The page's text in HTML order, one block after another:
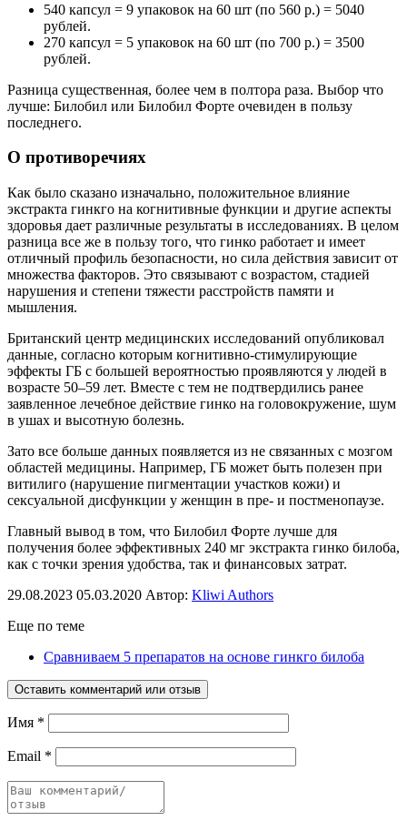
540 капсул = 9 упаковок на 60 шт (по 560 р.) = 5040
рублей.
270 капсул = 5 упаковок на 60 шт (по 700 р.) = 3500
рублей.
Разница существенная, более чем в полтора раза. Выбор что
лучше: Билобил или Билобил Форте очевиден в пользу
последнего.
О противоречиях
Как было сказано изначально, положительное влияние
экстракта гинкго на когнитивные функции и другие аспекты
здоровья дает различные результаты в исследованиях. В целом
разница все же в пользу того, что гинко работает и имеет
отличный профиль безопасности, но сила действия зависит от
множества факторов. Это связывают с возрастом, стадией
нарушения и степени тяжести расстройств памяти и
мышления.
Британский центр медицинских исследований опубликовал
данные, согласно которым когнитивно-стимулирующие
эффекты ГБ с большей вероятностью проявляются у людей в
возрасте 50–59 лет. Вместе с тем не подтвердились ранее
заявленное лечебное действие гинко на головокружение, шум
в ушах и высотную болезнь.
Зато все больше данных появляется из не связанных с мозгом
областей медицины. Например, ГБ может быть полезен при
витилиго (нарушение пигментации участков кожи) и
сексуальной дисфункции у женщин в пре- и постменопаузе.
Главный вывод в том, что Билобил Форте лучше для
получения более эффективных 240 мг экстракта гинко билоба,
как с точки зрения удобства, так и финансовых затрат.
29.08.2023 05.03.2020 Автор: Kliwi Authors
Еще по теме
Сравниваем 5 препаратов на основе гинкго билоба
Оставить комментарий или отзыв
Имя *
Email *